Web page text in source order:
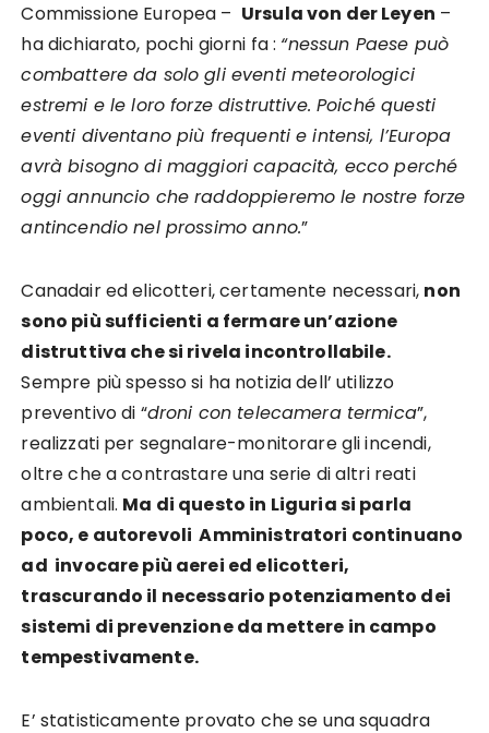
Commissione Europea – Ursula von der Leyen –
ha dichiarato, pochi giorni fa : “nessun Paese può
combattere da solo gli eventi meteorologici
estremi e le loro forze distruttive. Poiché questi
eventi diventano più frequenti e intensi, l’Europa
avrà bisogno di maggiori capacità, ecco perché
oggi annuncio che raddoppieremo le nostre forze
antincendio nel prossimo anno.”
Canadair ed elicotteri, certamente necessari, non
sono più sufficienti a fermare un’azione
distruttiva che si rivela incontrollabile.
Sempre più spesso si ha notizia dell’ utilizzo
preventivo di “droni con telecamera termica”,
realizzati per segnalare-monitorare gli incendi,
oltre che a contrastare una serie di altri reati
ambientali. Ma di questo in Liguria si parla
poco, e autorevoli Amministratori continuano
ad invocare più aerei ed elicotteri,
trascurando il necessario potenziamento dei
sistemi di prevenzione da mettere in campo
tempestivamente.
E’ statisticamente provato che se una squadra